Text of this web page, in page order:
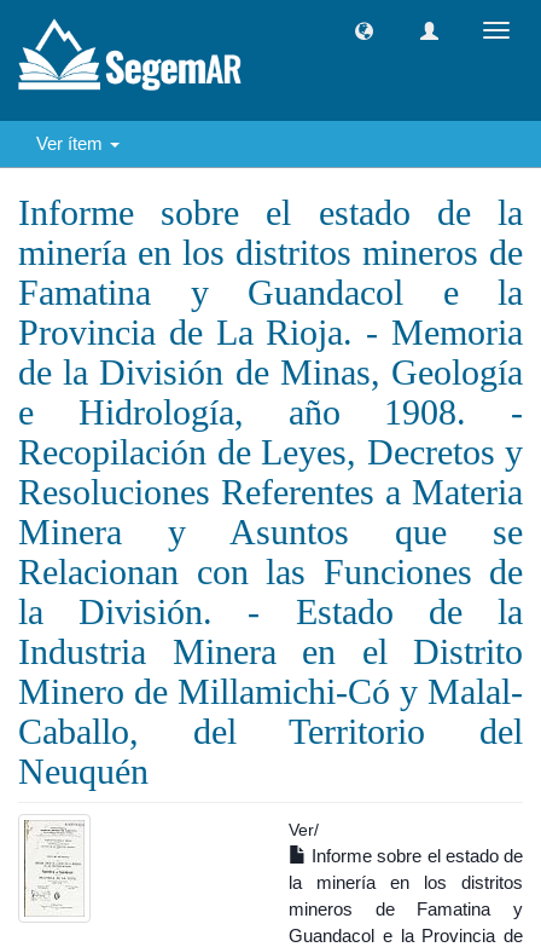
Ver ítem
Informe sobre el estado de la
minería en los distritos mineros de
Famatina y Guandacol e la
Provincia de La Rioja. - Memoria
de la División de Minas, Geología
e Hidrología, año 1908. -
Recopilación de Leyes, Decretos y
Resoluciones Referentes a Materia
Minera y Asuntos que se
Relacionan con las Funciones de
la División. - Estado de la
Industria Minera en el Distrito
Minero de Millamichi-Có y Malal-
Caballo, del Territorio del
Neuquén
Ver/
Informe sobre el estado de
la minería en los distritos
mineros de Famatina y
Guandacol e la Provincia de